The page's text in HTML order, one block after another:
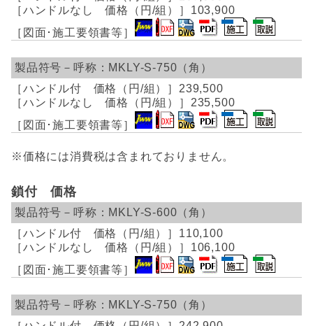
103,900
MKLY-S-750（角）
239,500
235,500
※価格には消費税は含まれておりません。
鎖付 価格
MKLY-S-600（角）
110,100
106,100
MKLY-S-750（角）